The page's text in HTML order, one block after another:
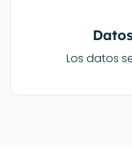
Los datos